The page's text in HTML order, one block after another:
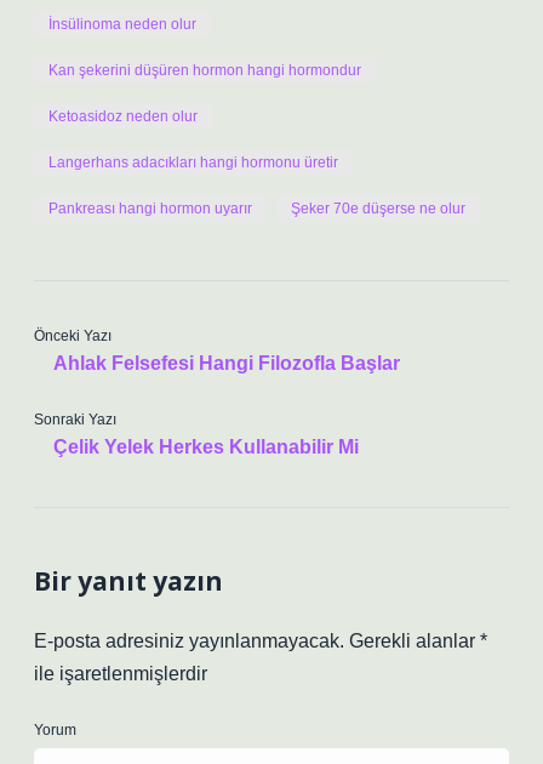
İnsülinoma neden olur
Kan şekerini düşüren hormon hangi hormondur
Ketoasidoz neden olur
Langerhans adacıkları hangi hormonu üretir
Pankreası hangi hormon uyarır Şeker 70e düşerse ne olur
Önceki Yazı
Ahlak Felsefesi Hangi Filozofla Başlar
Sonraki Yazı
Çelik Yelek Herkes Kullanabilir Mi
Bir yanıt yazın
E-posta adresiniz yayınlanmayacak. Gerekli alanlar *
ile işaretlenmişlerdir
Yorum